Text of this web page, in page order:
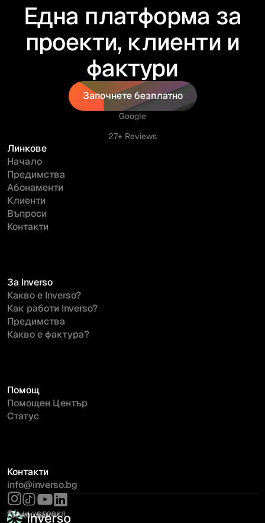
Една платформа за
проекти, клиенти и
фактури
Започнете безплатно
Започнете безплатно
Google
27+ Reviews
Линкове
Начало
Предимства
Абонаменти
Клиенти
Въпроси
Контакти
За Inverso
Какво е Inverso?
Как работи Inverso?
Предимства
Какво е фактура?
Помощ
Помощен Център
Статус
Контакти
info@inverso.bg
Общи условия
Лични данни
Бисквитки